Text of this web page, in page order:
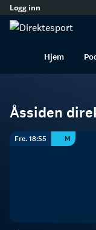
Logg inn
Hjem
Åssiden
Åssiden
Fre. 18:55 M